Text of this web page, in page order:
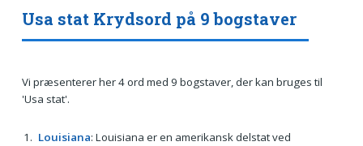
Usa stat Krydsord på 9 bogstaver
Vi præsenterer her 4 ord med 9 bogstaver, der kan bruges til
'Usa stat'.
Louisiana: Louisiana er en amerikansk delstat ved